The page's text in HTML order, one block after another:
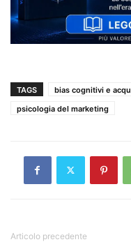
TAGS bias cognitivi e
psicologia del marketing
Articolo precedente